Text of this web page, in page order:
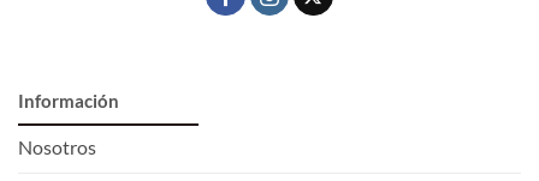
Información
Nosotros